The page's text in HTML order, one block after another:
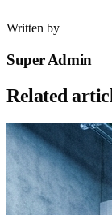
Written by
Super Admin
Related